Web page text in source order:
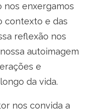
nos enxergamos
contexto e das
reflexão nos
autoimagem
e
da vida.
nos convida a